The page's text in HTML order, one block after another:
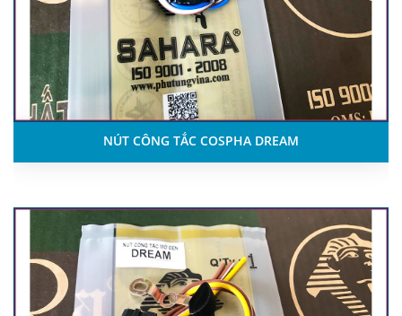
NÚT CÔNG TẮC COSPHA DREAM